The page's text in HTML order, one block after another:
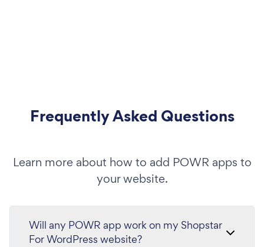
Frequently Asked Questions
Learn more about how to add POWR apps to
your website.
Will any POWR app work on my Shopstar
For WordPress website?